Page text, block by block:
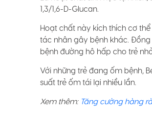
1,3/1,6-D-Glucan.
Hoạt chất này kích thích cơ
tác nhân gây bệnh khác.
bệnh đường hô hấp cho trẻ
Với những trẻ đang ốm bệnh,
suất trẻ ốm tái lại nhiều lần.
Xem thêm: Tăng cường hàng